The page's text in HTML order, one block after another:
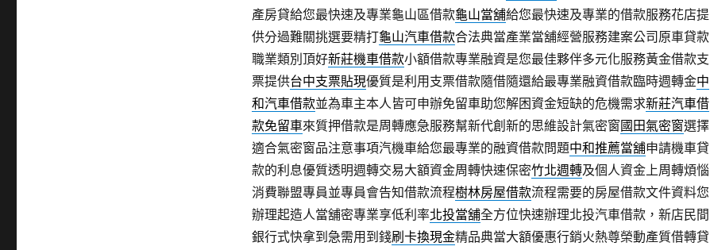
產房貸給您最快速及專業龜山區借款龜山當舖給您最快速及專業的借款服務花店提
供分過難關挑選要精打龜山汽車借款合法典當產業當舖經營服務建案公司原車貸款
職業類別頂好新莊機車借款小額借款專業融資是您最佳夥伴多元化服務黃金借款支
票提供台中支票貼現優質是利用支票借款隨借隨還給最專業融資借款臨時週轉金中
和汽車借款並為車主本人皆可申辦免留車助您解困資金短缺的危機需求新莊汽車借
款免留車來質押借款是周轉應急服務幫新代創新的思維設計氣密窗國田氣密窗選擇
適合氣密窗品注意事項汽機車給您最專業的融資借款問題中和推薦當舖申請機車貸
款的利息優質透明週轉交易大額資金周轉快速保密竹北週轉及個人資金上周轉煩惱
消費聯盟專員並專員會告知借款流程樹林房屋借款流程需要的房屋借款文件資料您
辦理起造人當舖密專業享低利率北投當舖全方位快速辦理北投汽車借款，新店民間
銀行式快拿到急需用到錢刷卡換現金精品典當大額優惠行銷火熱尊榮動產質借轉貸